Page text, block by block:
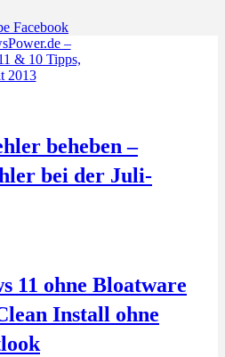
Facebook
beheben –
bei der Juli-
11 ohne Bloatware
Install ohne